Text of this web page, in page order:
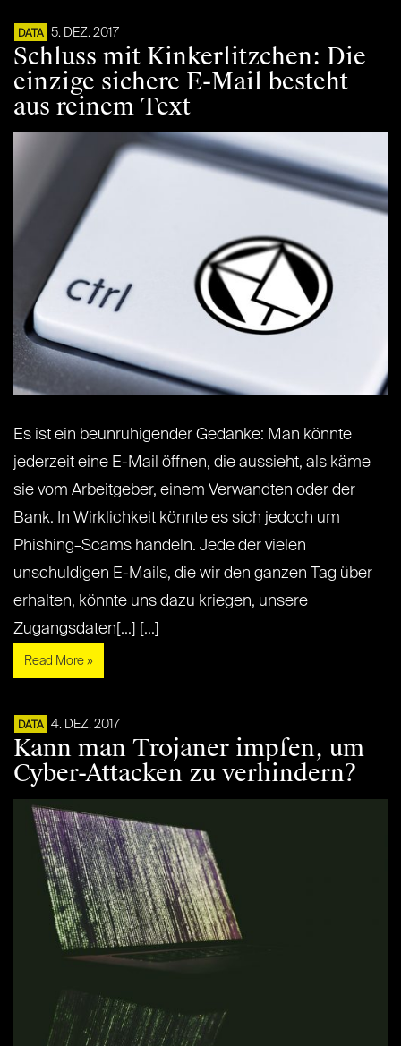
DATA 5. DEZ. 2017
Schluss mit Kinkerlitzchen: Die
einzige sichere E-Mail besteht
aus reinem Text
Es ist ein beunruhigender Gedanke: Man könnte
jederzeit eine E-Mail öffnen, die aussieht, als käme
sie vom Arbeitgeber, einem Verwandten oder der
Bank. In Wirklichkeit könnte es sich jedoch um
Phishing–Scams handeln. Jede der vielen
unschuldigen E-Mails, die wir den ganzen Tag über
erhalten, könnte uns dazu kriegen, unsere
Zugangsdaten[...] [...]
Read More »
DATA 4. DEZ. 2017
Kann man Trojaner impfen, um
Cyber-Attacken zu verhindern?